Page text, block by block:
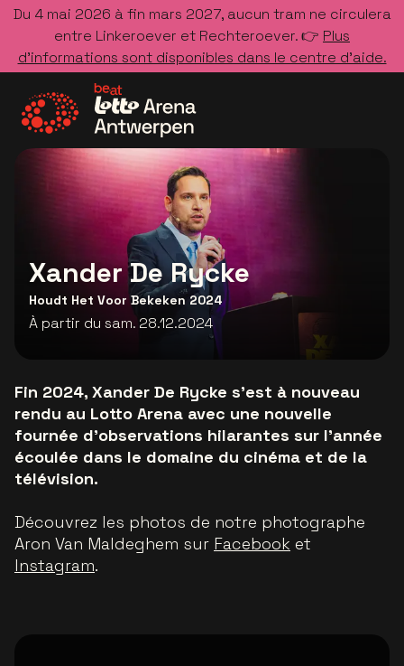
Du 4 mai 2026 à fin mars 2027, aucun tram ne circulera
entre Linkeroever et Rechteroever. 👉 Plus
d’informations sont disponibles dans le centre d’aide.
Allez à la page d'accueil
Xander De Rycke
Houdt Het Voor Bekeken 2024
À partir du sam. 28.12.2024
Fin 2024, Xander De Rycke s’est à nouveau
rendu au Lotto Arena avec une nouvelle
fournée d’observations hilarantes sur l’année
écoulée dans le domaine du cinéma et de la
télévision.
Découvrez les photos de notre photographe
Aron Van Maldeghem sur Facebook et
Instagram.